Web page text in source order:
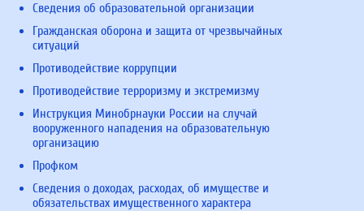
Сведения об образовательной организации
Гражданская оборона и защита от чрезвычайных
ситуаций
Противодействие коррупции
Противодействие терроризму и экстремизму
Инструкция Минобрнауки России на случай
вооруженного нападения на образовательную
организацию
Профком
Сведения о доходах, расходах, об имуществе и
обязательствах имущественного характера